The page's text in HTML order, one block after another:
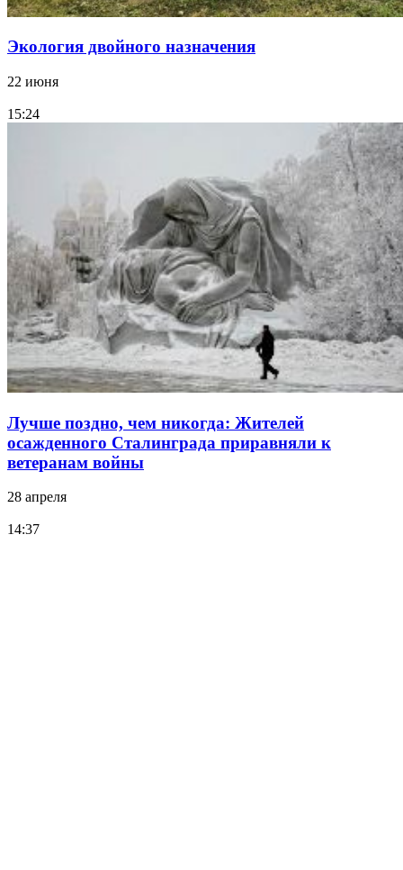
Экология двойного назначения
22 июня
15:24
Лучше поздно, чем никогда: Жителей
осажденного Сталинграда приравняли к
ветеранам войны
28 апреля
14:37